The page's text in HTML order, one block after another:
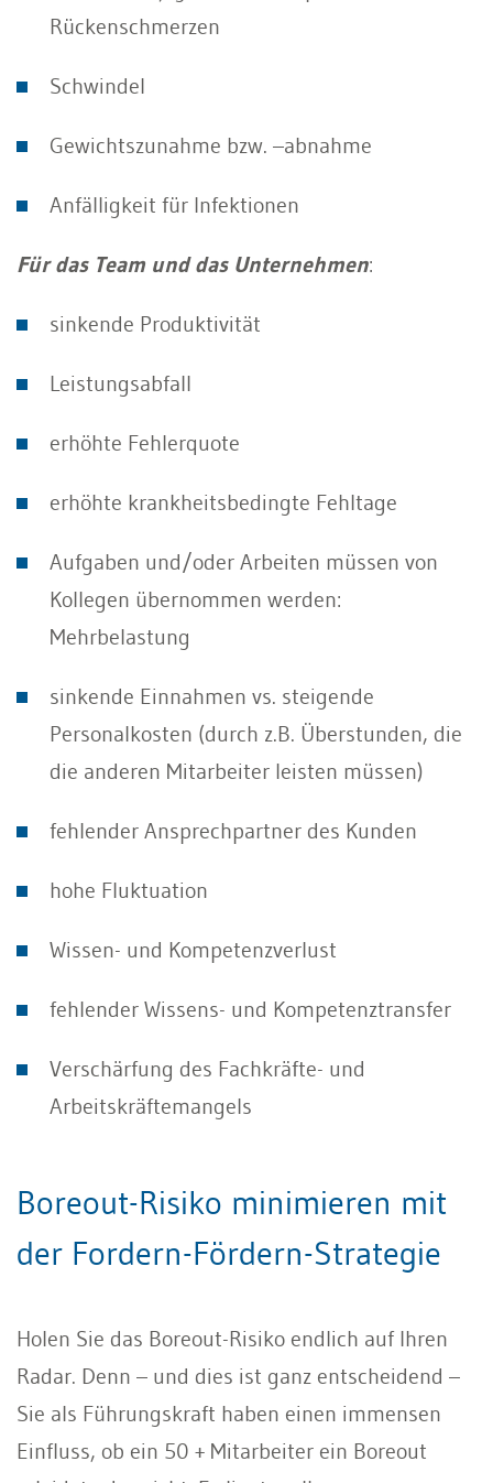
Rückenschmerzen
Schwindel
Gewichtszunahme bzw. –abnahme
Anfälligkeit für Infektionen
Für das Team und das Unternehmen:
sinkende Produktivität
Leistungsabfall
erhöhte Fehlerquote
erhöhte krankheitsbedingte Fehltage
Aufgaben und/oder Arbeiten müssen von
Kollegen übernommen werden:
Mehrbelastung
sinkende Einnahmen vs. steigende
Personalkosten (durch z.B. Überstunden, die
die anderen Mitarbeiter leisten müssen)
fehlender Ansprechpartner des Kunden
hohe Fluktuation
Wissen- und Kompetenzverlust
fehlender Wissens- und Kompetenztransfer
Verschärfung des Fachkräfte- und
Arbeitskräftemangels
Boreout-Risiko minimieren mit
der Fordern-Fördern-Strategie
Holen Sie das Boreout-Risiko endlich auf Ihren
Radar. Denn – und dies ist ganz entscheidend –
Sie als Führungskraft haben einen immensen
Einfluss, ob ein 50 + Mitarbeiter ein Boreout